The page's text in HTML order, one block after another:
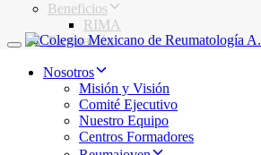
Beneficios
RIMA
Facturación
Toggle navigation
Nosotros
Misión y Visión
Comité Ejecutivo
Nuestro Equipo
Centros Formadores